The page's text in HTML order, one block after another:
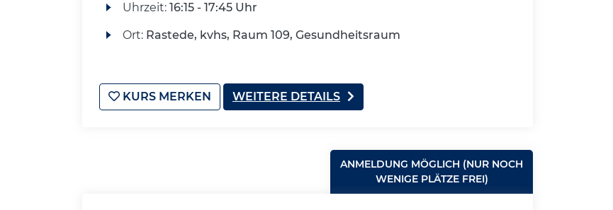
Uhrzeit: 16:15 - 17:45 Uhr
Ort: Rastede, kvhs, Raum 109, Gesundheitsraum
KURS MERKEN WEITERE DETAILS
ANMELDUNG MÖGLICH (NUR NOCH
WENIGE PLÄTZE FREI)